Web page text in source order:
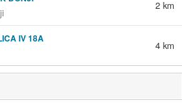
2 km
IV 18A
4 km